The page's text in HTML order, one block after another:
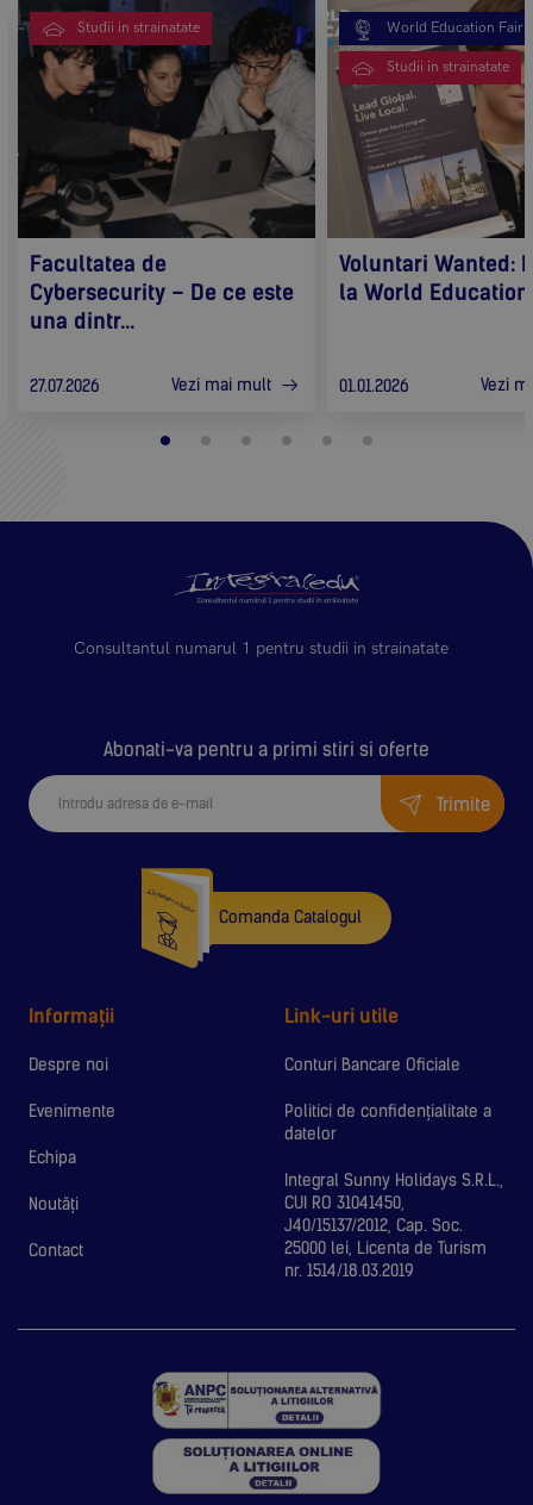
Studii in strainatate
Facultatea de
Cybersecurity – De ce este
una dintr...
27.07.2026 Vezi mai mult
World Education Fair
Studii in strainatate
Voluntari Wanted:
la World Education
01.01.2026 Vezi
Consultantul numarul 1 pentru studii in strainatate
Informații
Despre noi
Evenimente
Echipa
Noutăți
Contact
Link-uri utile
Conturi Bancare Oficiale
Politici de confidențialitate a
datelor
Integral Sunny Holidays S.R.L.,
CUI RO 31041450,
J40/15137/2012, Cap. Soc.
25000 lei, Licenta de Turism
nr. 1514/18.03.2019
Abonati-va pentru a primi stiri si oferte
Trimite
Comanda Catalogul